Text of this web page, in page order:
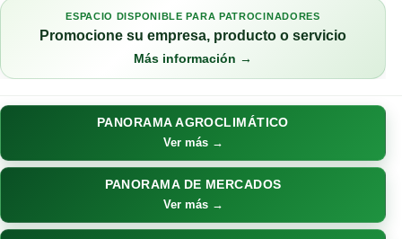
ESPACIO DISPONIBLE PARA PATROCINADORES
Promocione su empresa, producto o servicio
Más información →
PANORAMA AGROCLIMÁTICO
Ver más →
PANORAMA DE MERCADOS
Ver más →